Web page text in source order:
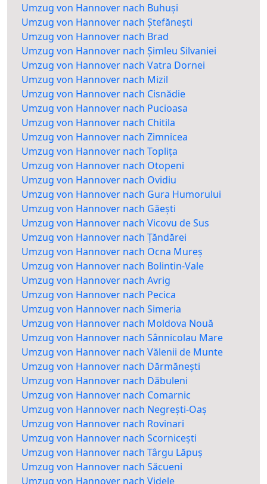
Umzug von Hannover nach Buhuși
Umzug von Hannover nach Ștefănești
Umzug von Hannover nach Brad
Umzug von Hannover nach Șimleu Silvaniei
Umzug von Hannover nach Vatra Dornei
Umzug von Hannover nach Mizil
Umzug von Hannover nach Cisnădie
Umzug von Hannover nach Pucioasa
Umzug von Hannover nach Chitila
Umzug von Hannover nach Zimnicea
Umzug von Hannover nach Toplița
Umzug von Hannover nach Otopeni
Umzug von Hannover nach Ovidiu
Umzug von Hannover nach Gura Humorului
Umzug von Hannover nach Găești
Umzug von Hannover nach Vicovu de Sus
Umzug von Hannover nach Țăndărei
Umzug von Hannover nach Ocna Mureș
Umzug von Hannover nach Bolintin-Vale
Umzug von Hannover nach Avrig
Umzug von Hannover nach Pecica
Umzug von Hannover nach Simeria
Umzug von Hannover nach Moldova Nouă
Umzug von Hannover nach Sânnicolau Mare
Umzug von Hannover nach Vălenii de Munte
Umzug von Hannover nach Dărmănești
Umzug von Hannover nach Dăbuleni
Umzug von Hannover nach Comarnic
Umzug von Hannover nach Negrești-Oaș
Umzug von Hannover nach Rovinari
Umzug von Hannover nach Scornicești
Umzug von Hannover nach Târgu Lăpuș
Umzug von Hannover nach Săcueni
Umzug von Hannover nach Videle